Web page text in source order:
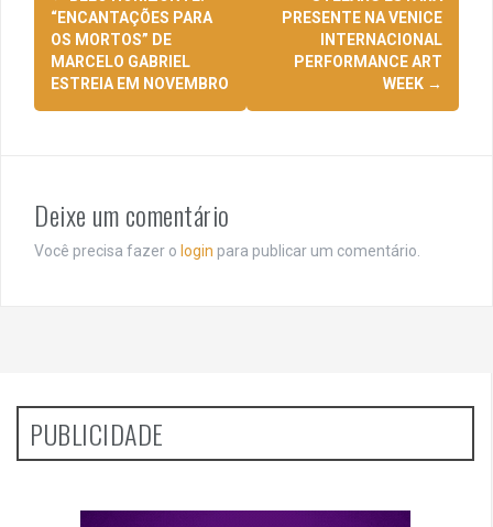
de
posts
“ENCANTAÇÕES PARA
OS MORTOS” DE
MARCELO GABRIEL
ESTREIA EM NOVEMBRO
PRESENTE NA VENICE
INTERNACIONAL
PERFORMANCE ART
WEEK →
Deixe um comentário
Você precisa fazer o login para publicar um comentário.
PUBLICIDADE